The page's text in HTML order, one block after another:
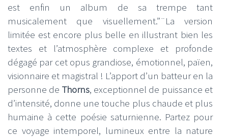
est enfin un album de sa trempe tant
musicalement que visuellement.”¨La version
limitée est encore plus belle en illustrant bien les
textes et l’atmosphère complexe et profonde
dégagé par cet opus grandiose, émotionnel, païen,
visionnaire et magistral ! L’apport d’un batteur en la
personne de Thorns, exceptionnel de puissance et
d’intensité, donne une touche plus chaude et plus
humaine à cette poésie saturnienne. Partez pour
ce voyage intemporel, lumineux entre la nature